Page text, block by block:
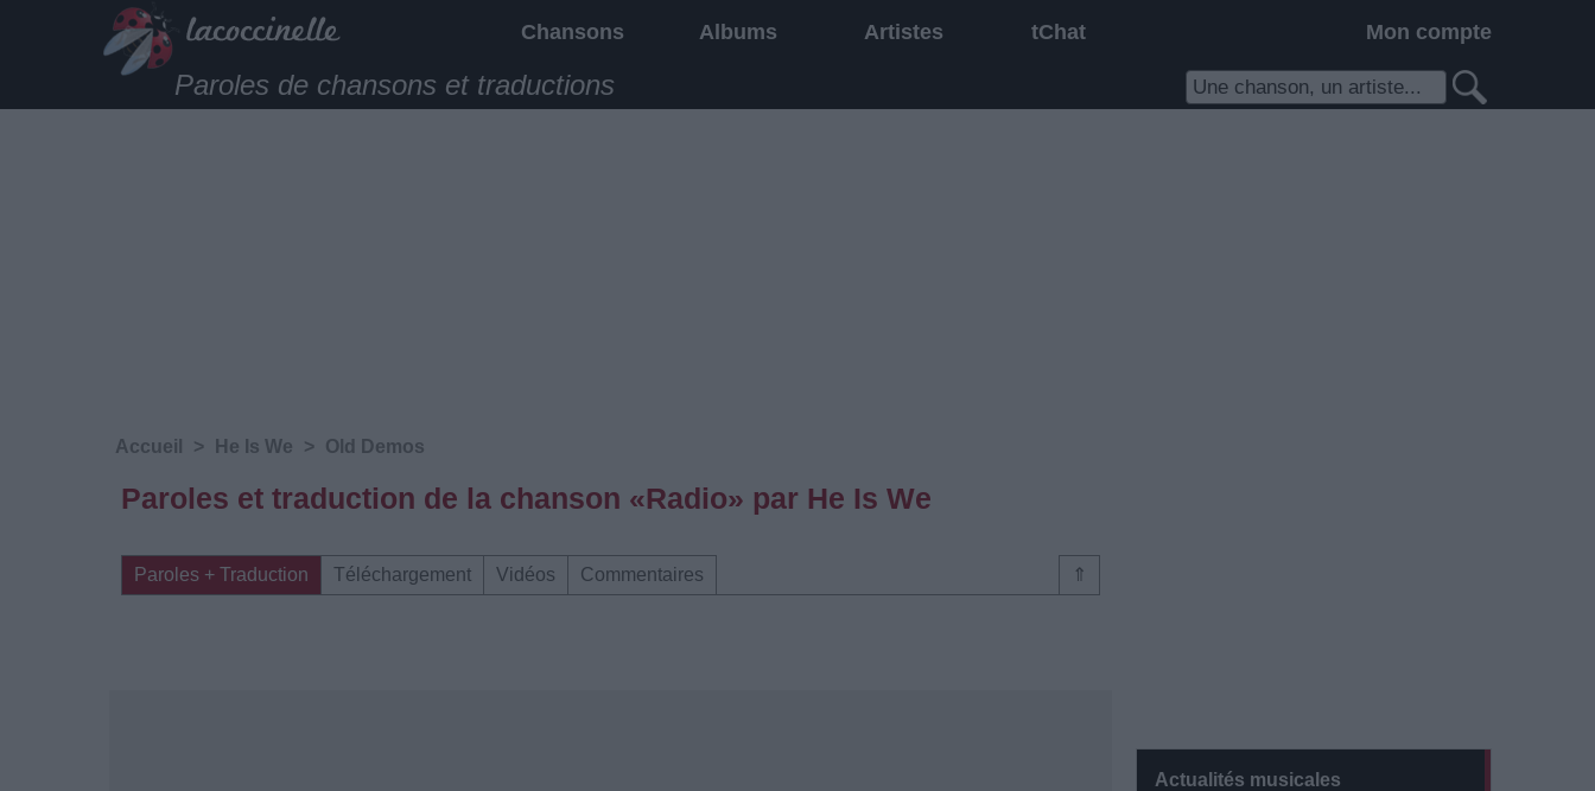
Chansons Albums Artistes tChat Mon compte
Paroles de chansons et traductions
Actualités musicales
Accueil > He Is We > Old Demos
Paroles et traduction de la chanson «Radio» par He Is We
⇑
Paroles + Traduction Téléchargement Vidéos Commentaires